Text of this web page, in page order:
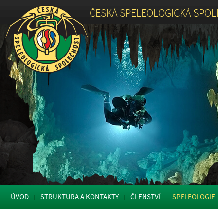
ČESKÁ SPELEOLOGICKÁ
ÚVOD STRUKTURA A KONTAKTY ČLENSTVÍ SPELEOLOGIE